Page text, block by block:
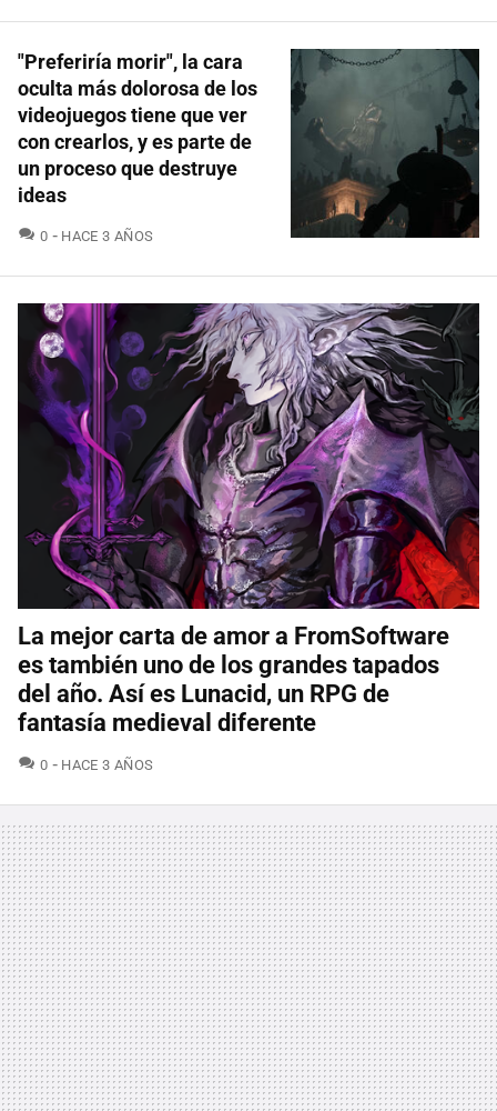
"Preferiría morir", la cara
oculta más dolorosa de los
videojuegos tiene que ver
con crearlos, y es parte de
un proceso que destruye
ideas
0 COMENTARIOS
HACE 3 AÑOS
La mejor carta de amor a FromSoftware
es también uno de los grandes tapados
del año. Así es Lunacid, un RPG de
fantasía medieval diferente
0 COMENTARIOS
HACE 3 AÑOS